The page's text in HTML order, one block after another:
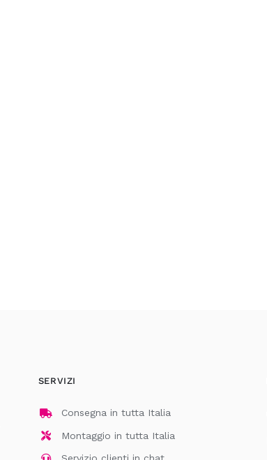
SERVIZI
Consegna in tutta Italia
Montaggio in tutta Italia